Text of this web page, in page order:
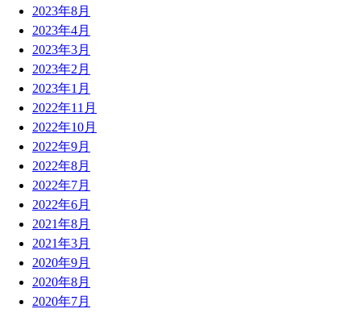
2023年8月
2023年4月
2023年3月
2023年2月
2023年1月
2022年11月
2022年10月
2022年9月
2022年8月
2022年7月
2022年6月
2021年8月
2021年3月
2020年9月
2020年8月
2020年7月